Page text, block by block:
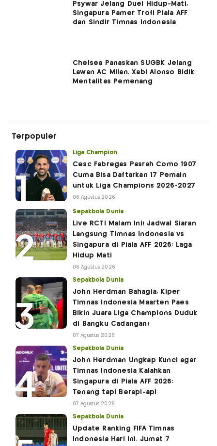
Psywar Jelang Duel Hidup-Mati,
Singapura Pamer Trofi Piala AFF
dan Sindir Timnas Indonesia
Chelsea Panaskan SUGBK Jelang
Lawan AC Milan, Xabi Alonso Bidik
Mentalitas Pemenang
Terpopuler
Liga Champion
Cesc Fabregas Pasrah Como 1907
Cuma Bisa Daftarkan 17 Pemain
untuk Liga Champions 2026-2027
06 Agustus 2026
Sepakbola Dunia
Live RCTI Malam Ini! Jadwal Siaran
Langsung Timnas Indonesia vs
Singapura di Piala AFF 2026: Laga
Hidup Mati
06 Agustus 2026
Sepakbola Dunia
John Herdman Bahagia, Kiper
Timnas Indonesia Maarten Paes
Bikin Juara Liga Champions Duduk
di Bangku Cadangan!
07 Agustus 2026
Sepakbola Dunia
John Herdman Ungkap Kunci agar
Timnas Indonesia Kalahkan
Singapura di Piala AFF 2026:
Tenang tapi Berapi-api
07 Agustus 2026
Sepakbola Dunia
Update Ranking FIFA Timnas
Indonesia Hari Ini, Jumat 7